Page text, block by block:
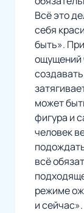
Всё это
себя
быть».
ощущений
может
фигура и
человек
всё
режиме
и сейчас».